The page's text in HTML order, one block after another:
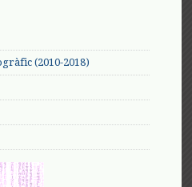
(2010-2018)